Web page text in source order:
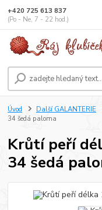
+420 725 613 837
(Po - Ne, 7 - 22 hod.)
Úvod Další GALANTERIE
34 šedá paloma
Krůtí peří
34 šedá